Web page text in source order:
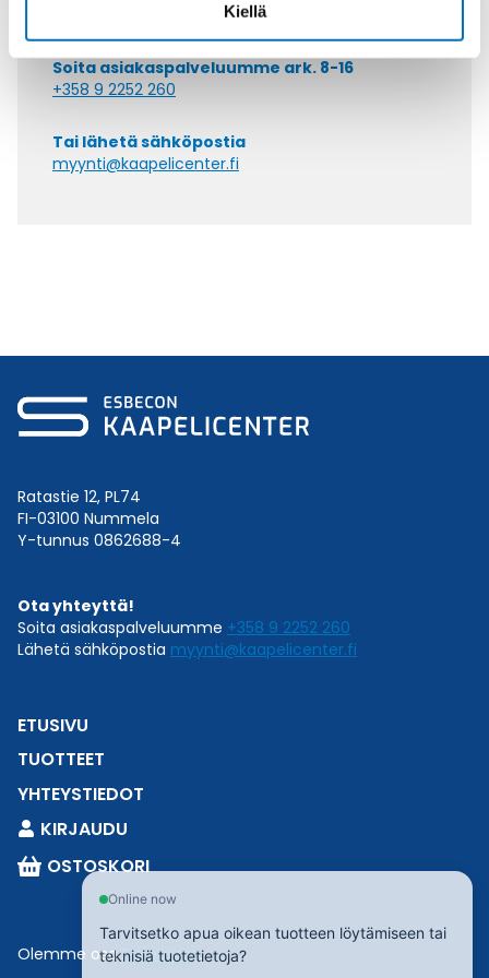
Kiellä
Soita asiakaspalveluumme ark. 8-16
+358 9 2252 260
Tai lähetä sähköpostia
myynti@kaapelicenter.fi
Ratastie 12, PL74
FI-03100 Nummela
Y-tunnus 0862688-4
Ota yhteyttä!
Soita asiakaspalveluumme +358 9 2252 260
Lähetä sähköpostia myynti@kaapelicenter.fi
ETUSIVU
TUOTTEET
YHTEYSTIEDOT
KIRJAUDU
OSTOSKORI
Olemme osaEsbeconia.
Online now
Tarvitsetko apua oikean tuotteen löytämiseen tai
teknisiä tuotetietoja?